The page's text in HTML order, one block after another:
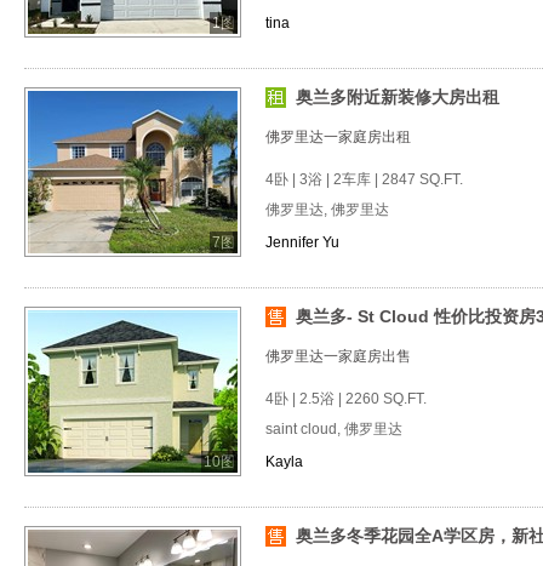
1图
tina
7图
奥兰多附近新装修大房出租
佛罗里达一家庭房出租
4卧 | 3浴 | 2车库 | 2847 SQ.FT.
佛罗里达, 佛罗里达
Jennifer Yu
10图
奥兰多- St Cloud 性价比投资房
佛罗里达一家庭房出售
4卧 | 2.5浴 | 2260 SQ.FT.
saint cloud, 佛罗里达
Kayla
奥兰多冬季花园全A学区房，新